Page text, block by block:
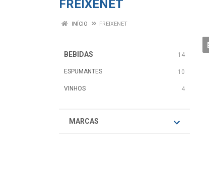
FREIXENET
INÍCIO FREIXENET
BEBIDAS 14
ESPUMANTES 10
VINHOS 4
MARCAS